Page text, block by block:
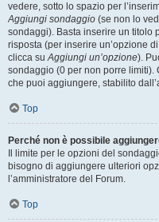
vedere, sotto lo spazio per
Aggiungi sondaggio (se non lo
sondaggi). Basta inserire un titolo
risposta (per inserire un’opzione
clicca suAggiungi un’opzione).
sondaggio (0 per non porre limiti).
che puoi aggiungere, stabilito
Top
Perché non è possibile
Il limite per le opzioni del
bisogno di aggiungere ulteriori
l’amministratore del Forum.
Top